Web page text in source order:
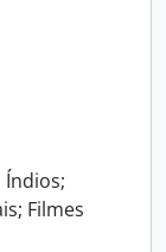
Índios;
Filmes